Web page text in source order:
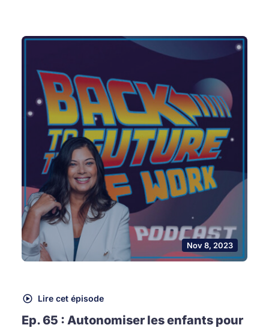
Nov 8, 2023
Lire cet épisode
Ep. 65 : Autonomiser les enfants pour